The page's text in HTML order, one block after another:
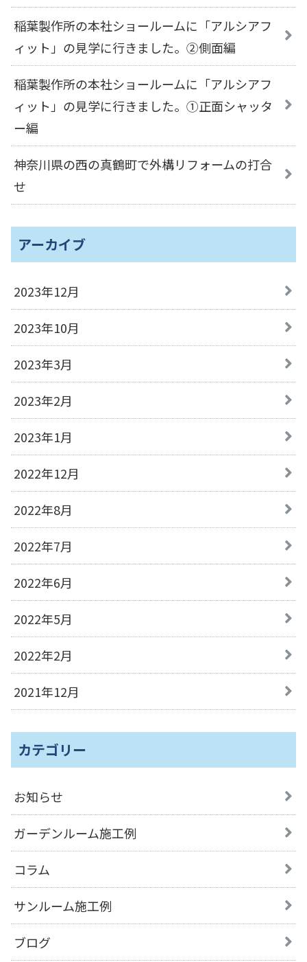
稲葉製作所の本社ショールームに「アルシアフ
ィット」の見学に行きました。②側面編
稲葉製作所の本社ショールームに「アルシアフ
ィット」の見学に行きました。①正面シャッタ
ー編
神奈川県の西の真鶴町で外構リフォームの打合
せ
アーカイブ
2023年12月
2023年10月
2023年3月
2023年2月
2023年1月
2022年12月
2022年8月
2022年7月
2022年6月
2022年5月
2022年2月
2021年12月
カテゴリー
お知らせ
ガーデンルーム施工例
コラム
サンルーム施工例
ブログ